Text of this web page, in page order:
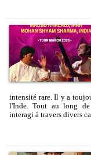
intensité rare. Il y a
l'Inde. Tout au long
interagi à travers divers